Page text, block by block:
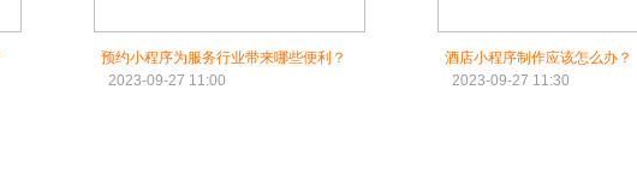
预约小程序为服务行业带来哪些便利？
2023-09-27 11:00
酒店小程序制作应该怎么办？
2023-09-27 11:30